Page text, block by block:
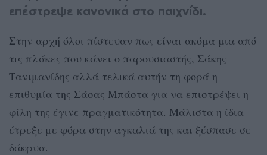
επέστρεψε κανονικά στο παιχνίδι.
Στην αρχή όλοι πίστευαν πως είναι ακόμα μια από
τις πλάκες που κάνει ο παρουσιαστής, Σάκης
Τανιμανίδης αλλά τελικά αυτήν τη φορά η
επιθυμία της Σάσας Μπάστα για να επιστρέψει η
φίλη της έγινε πραγματικότητα. Μάλιστα η ίδια
έτρεξε με φόρα στην αγκαλιά της και ξέσπασε σε
δάκρυα.